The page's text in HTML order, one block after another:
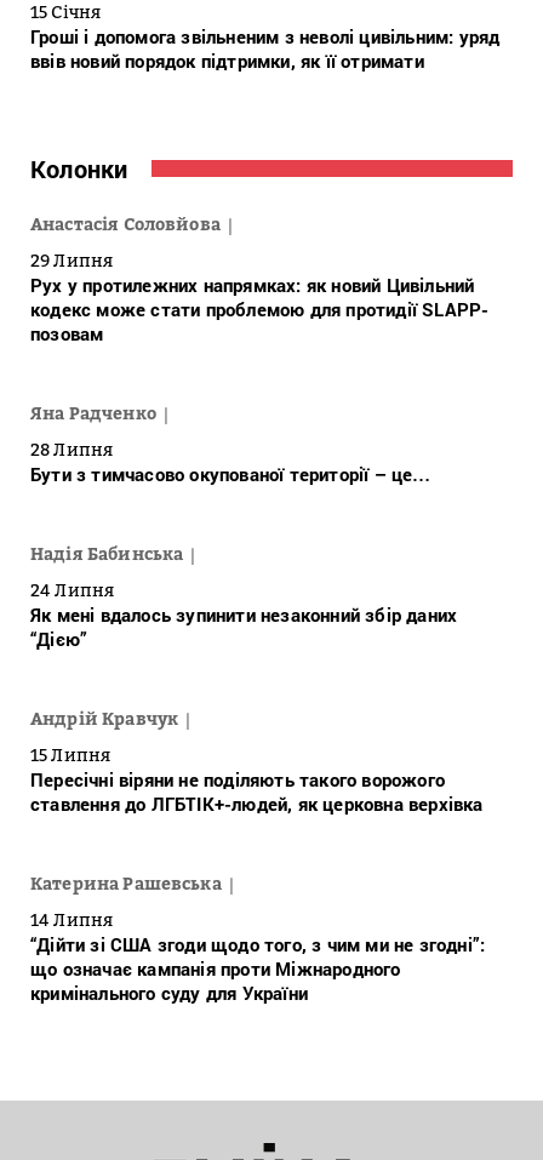
15 Січня
Гроші і допомога звільненим з неволі цивільним: уряд
ввів новий порядок підтримки, як її отримати
Колонки
Анастасія Соловйова
29 Липня
Рух у протилежних напрямках: як новий Цивільний
кодекс може стати проблемою для протидії SLAPP-
позовам
Яна Радченко
28 Липня
Бути з тимчасово окупованої території – це…
Надія Бабинська
24 Липня
Як мені вдалось зупинити незаконний збір даних
“Дією”
Андрій Кравчук
15 Липня
Пересічні віряни не поділяють такого ворожого
ставлення до ЛГБТІК+-людей, як церковна верхівка
Катерина Рашевська
14 Липня
“Дійти зі США згоди щодо того, з чим ми не згодні”:
що означає кампанія проти Міжнародного
кримінального суду для України